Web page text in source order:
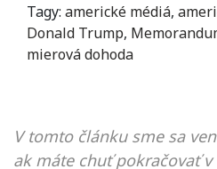
Tagy: americké médiá,
Donald Trump,
mierová dohoda
V tomto článku sme sa
ak máte chuť pokračovať